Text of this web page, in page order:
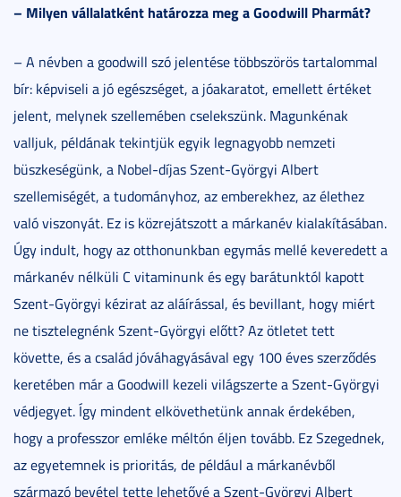
– Milyen vállalatként határozza meg a Goodwill Pharmát?
– A névben a goodwill szó jelentése többszörös tartalommal
bír: képviseli a jó egészséget, a jóakaratot, emellett értéket
jelent, melynek szellemében cselekszünk. Magunkénak
valljuk, példának tekintjük egyik legnagyobb nemzeti
büszkeségünk, a Nobel-díjas Szent-Györgyi Albert
szellemiségét, a tudományhoz, az emberekhez, az élethez
való viszonyát. Ez is közrejátszott a márkanév kialakításában.
Úgy indult, hogy az otthonunkban egymás mellé keveredett a
márkanév nélküli C vitaminunk és egy barátunktól kapott
Szent-Györgyi kézirat az aláírással, és bevillant, hogy miért
ne tisztelegnénk Szent-Györgyi előtt? Az ötletet tett
követte, és a család jóváhagyásával egy 100 éves szerződés
keretében már a Goodwill kezeli világszerte a Szent-Györgyi
védjegyet. Így mindent elkövethetünk annak érdekében,
hogy a professzor emléke méltón éljen tovább. Ez Szegednek,
az egyetemnek is prioritás, de például a márkanévből
származó bevétel tette lehetővé a Szent-Györgyi Albert